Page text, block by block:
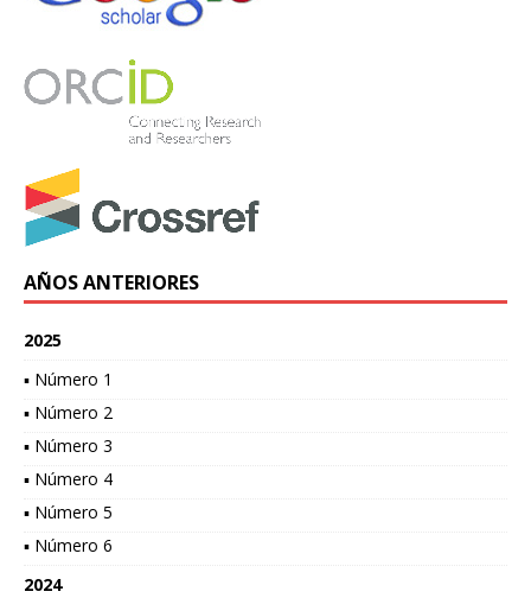
AÑOS ANTERIORES
2025
▪ Número 1
▪ Número 2
▪ Número 3
▪ Número 4
▪ Número 5
▪ Número 6
2024